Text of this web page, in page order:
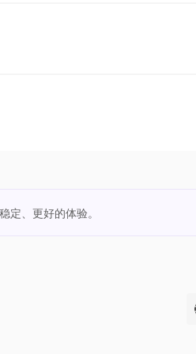
定、更好的体验。